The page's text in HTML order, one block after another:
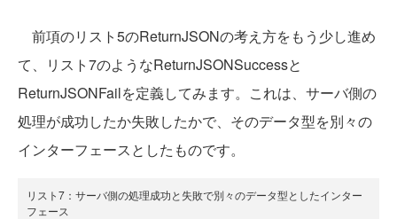
前項のリスト5のReturnJSONの考え方をもう少し進め
て、リスト7のようなReturnJSONSuccessと
ReturnJSONFailを定義してみます。これは、サーバ側の
処理が成功したか失敗したかで、そのデータ型を別々の
インターフェースとしたものです。
リスト7：サーバ側の処理成功と失敗で別々のデータ型としたインター
フェース